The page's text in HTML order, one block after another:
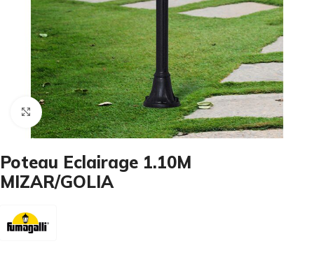
Cliquez pour agrandir
Poteau Eclairage 1.10M
MIZAR/GOLIA